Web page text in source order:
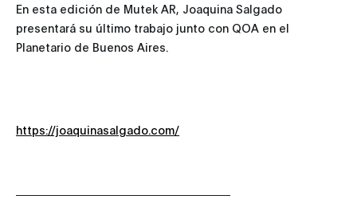
En esta edición de Mutek AR, Joaquina Salgado
presentará su último trabajo junto con QOA en el
Planetario de Buenos Aires.
https://joaquinasalgado.com/